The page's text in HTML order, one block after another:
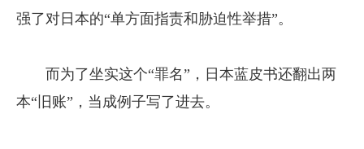
强了对日本的“单方面指责和胁迫性举措”。
而为了坐实这个“罪名”，日本蓝皮书还翻出两
本“旧账”，当成例子写了进去。